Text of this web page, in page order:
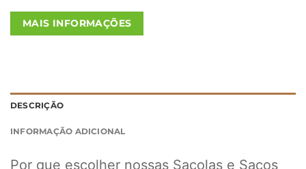
MAIS INFORMAÇÕES
DESCRIÇÃO
INFORMAÇÃO ADICIONAL
Por que escolher nossas Sacolas e Sacos